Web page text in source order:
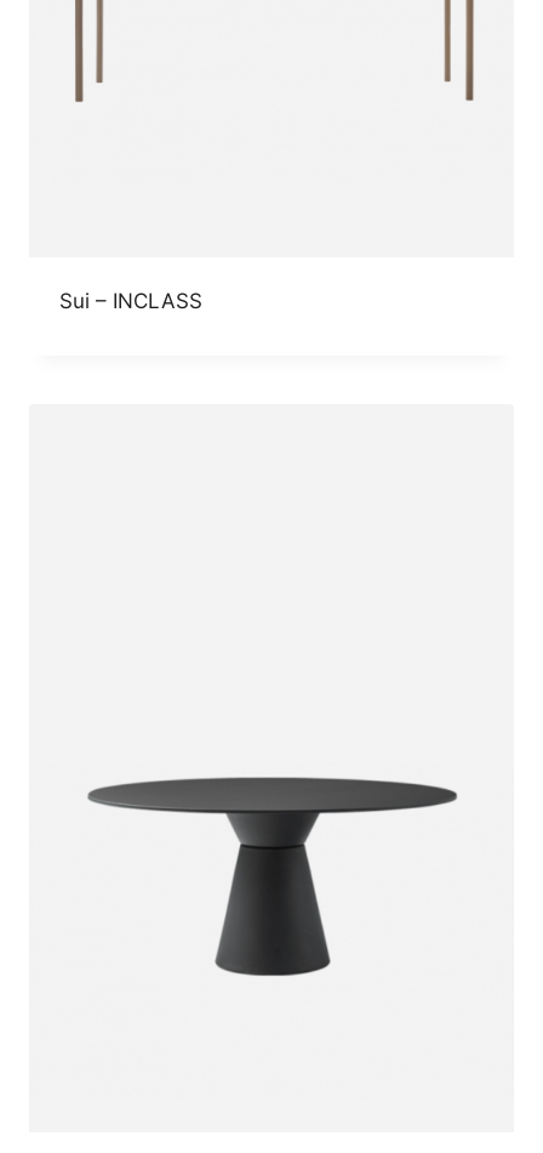
Sui – INCLASS